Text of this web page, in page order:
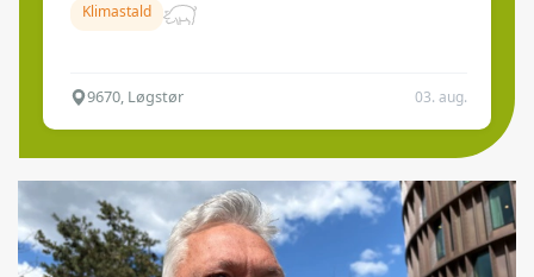
Klimastald
9670, Løgstør 03. aug.